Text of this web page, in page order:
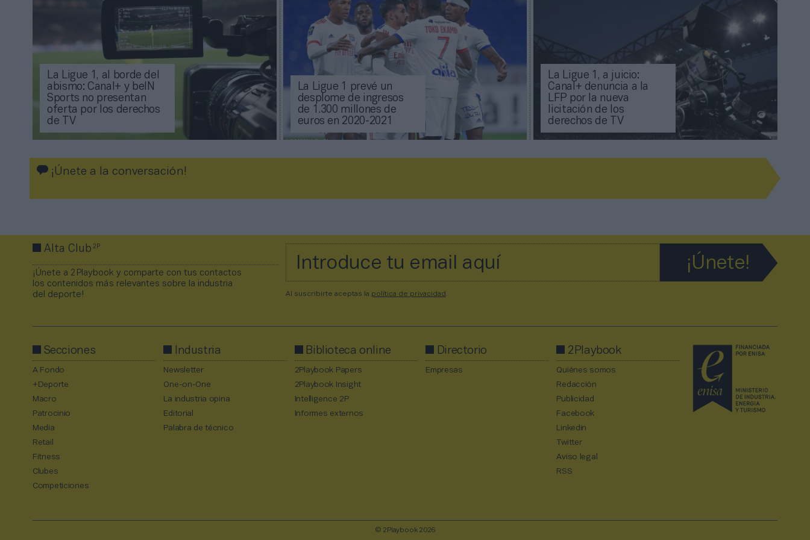
La Ligue 1, al borde del
abismo: Canal+ y beIN
Sports no presentan
oferta por los derechos
de TV
La Ligue 1 prevé un
desplome de ingresos
de 1.300 millones de
euros en 2020-2021
La Ligue 1, a juicio:
Canal+ denuncia a la
LFP por la nueva
licitación de los
derechos de TV
¡Únete a la conversación!
Alta Club2P
¡Únete a 2Playbook y comparte con tus contactos
los contenidos más relevantes sobre la industria
del deporte!
Al suscribirte aceptas la política de privacidad
Secciones
A Fondo
+Deporte
Macro
Patrocinio
Media
Retail
Fitness
Clubes
Competiciones
Industria
Newsletter
One-on-One
La industria opina
Editorial
Palabra de técnico
Biblioteca online
2Playbook Papers
2Playbook Insight
Intelligence 2P
Informes externos
Directorio
Empresas
2Playbook
Quiénes somos
Redacción
Publicidad
Facebook
Linkedin
Twitter
Aviso legal
RSS
© 2Playbook 2026